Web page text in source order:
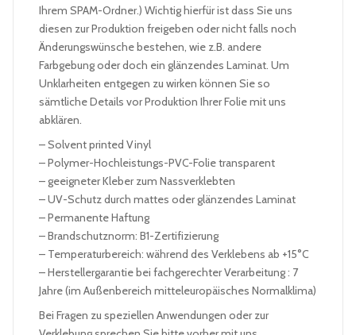
Ihrem SPAM-Ordner.) Wichtig hierfür ist dass Sie uns
diesen zur Produktion freigeben oder nicht falls noch
Änderungswünsche bestehen, wie z.B. andere
Farbgebung oder doch ein glänzendes Laminat. Um
Unklarheiten entgegen zu wirken können Sie so
sämtliche Details vor Produktion Ihrer Folie mit uns
abklären.
– Solvent printed Vinyl
– Polymer-Hochleistungs-PVC-Folie transparent
– geeigneter Kleber zum Nassverklebten
– UV-Schutz durch mattes oder glänzendes Laminat
– Permanente Haftung
– Brandschutznorm: B1-Zertifizierung
– Temperaturbereich: während des Verklebens ab +15°C
– Herstellergarantie bei fachgerechter Verarbeitung : 7
Jahre (im Außenbereich mitteleuropäisches Normalklima)
Bei Fragen zu speziellen Anwendungen oder zur